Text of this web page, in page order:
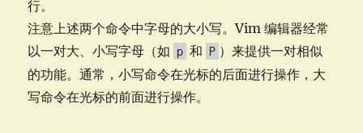
行。
注意上述两个命令中字母的大小写。Vim 编辑器经常
以一对大、小写字母（如 p 和 P ）来提供一对相似
的功能。通常，小写命令在光标的后面进行操作，大
写命令在光标的前面进行操作。